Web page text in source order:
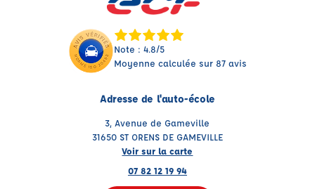
Note : 4.8/5
Moyenne calculée sur 87 avis
Adresse de l'auto-école
3, Avenue de Gameville
31650 ST ORENS DE GAMEVILLE
Voir sur la carte
07 82 12 19 94